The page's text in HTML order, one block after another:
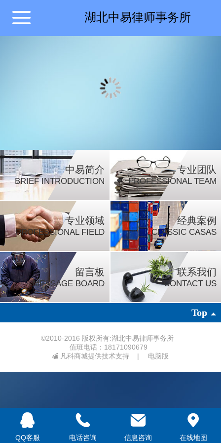
湖北中易律师事务所
中易简介
BRIEF INTRODUCTION
专业团队
PROFESSIONAL TEAM
专业领域
PROFESSIONAL FIELD
经典案例
CLASSIC CASAS
留言板
MESSAGE BOARD
联系我们
CONTACT US
Top
©2010-2016 版权所有:湖北中易律师事务所
值班电话：18171090679
凡科商城提供技术支持
| 电脑版
QQ客服 电话咨询 信息咨询 在线地图